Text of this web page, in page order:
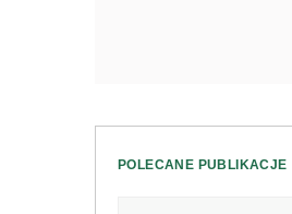
POLECANE PUBLIKACJE